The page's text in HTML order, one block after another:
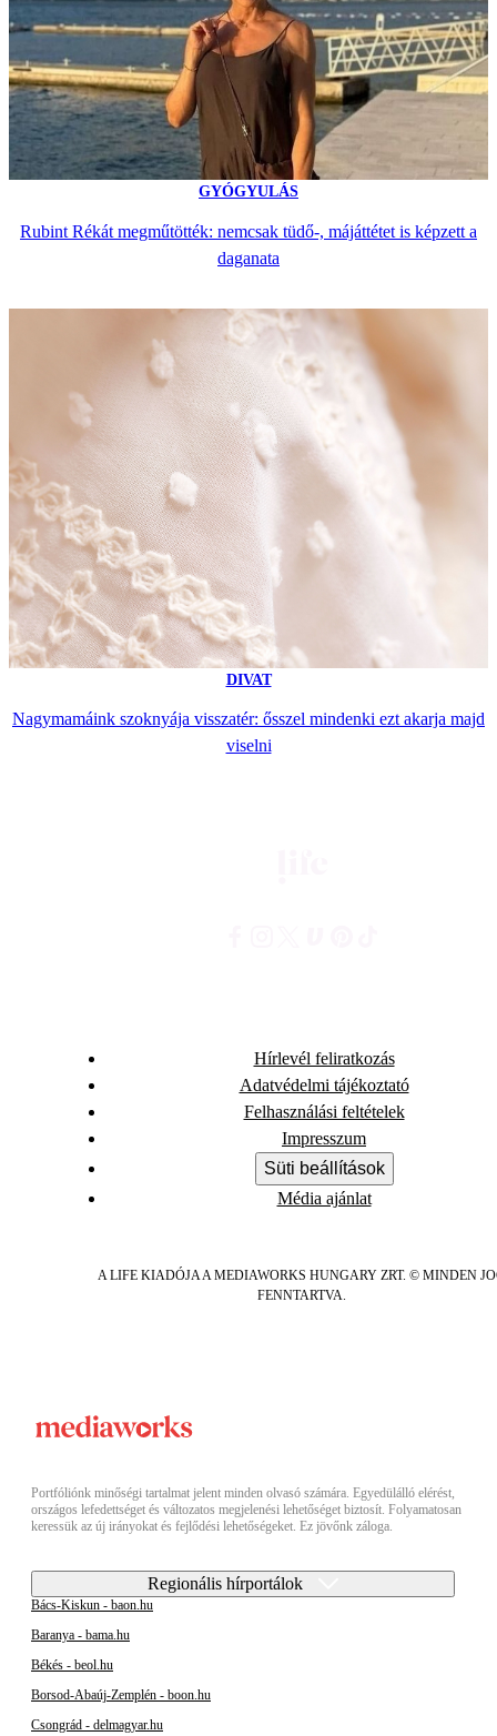
GYÓGYULÁS
Rubint Rékát megműtötték: nemcsak tüdő-, májáttétet is képzett a
daganata
DIVAT
Nagymamáink szoknyája visszatér: ősszel mindenki ezt akarja majd
viselni
Hírlevél feliratkozás
Adatvédelmi tájékoztató
Felhasználási feltételek
Impresszum
Süti beállítások
Média ajánlat
A LIFE KIADÓJA A MEDIAWORKS HUNGARY ZRT. © MINDEN
FENNTARTVA.
Portfóliónk minőségi tartalmat jelent minden olvasó számára. Egyedülálló elérést,
országos lefedettséget és változatos megjelenési lehetőséget biztosít. Folyamatosan
keressük az új irányokat és fejlődési lehetőségeket. Ez jövőnk záloga.
Regionális hírportálok
Bács-Kiskun - baon.hu
Baranya - bama.hu
Békés - beol.hu
Borsod-Abaúj-Zemplén - boon.hu
Csongrád - delmagyar.hu